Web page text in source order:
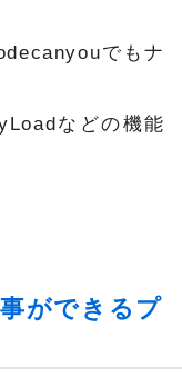
でもナ
などの機能
ができるプ